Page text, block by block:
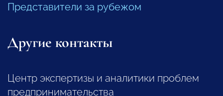
Представители за рубежом
Другие контакты
Центр экспертизы и аналитики проблем
предпринимательства